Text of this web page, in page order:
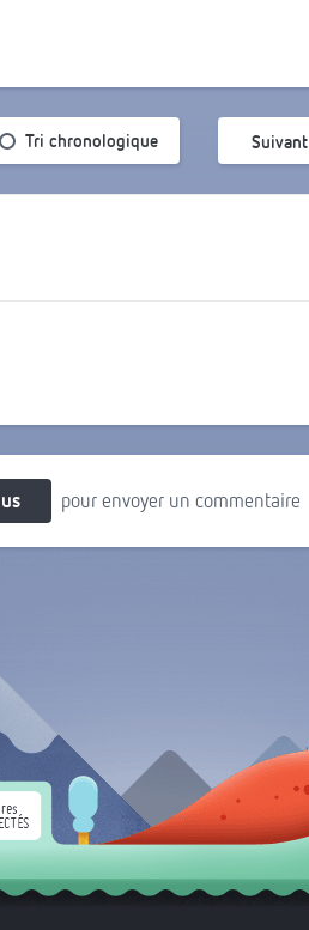
Tri chronologique Suivant
pour envoyer un commentaire